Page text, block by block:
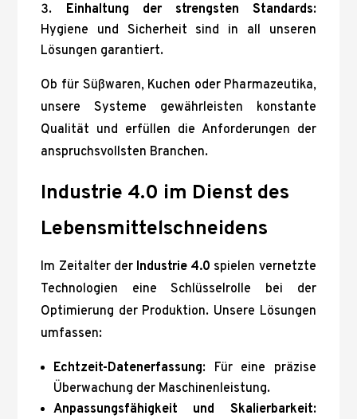
Einhaltung der strengsten Standards:
Hygiene und Sicherheit sind in all unseren
Lösungen garantiert.
Ob für Süßwaren, Kuchen oder Pharmazeutika,
unsere Systeme gewährleisten konstante
Qualität und erfüllen die Anforderungen der
anspruchsvollsten Branchen.
Industrie 4.0 im Dienst des
Lebensmittelschneidens
Im Zeitalter der Industrie 4.0 spielen vernetzte
Technologien eine Schlüsselrolle bei der
Optimierung der Produktion. Unsere Lösungen
umfassen:
Echtzeit-Datenerfassung: Für eine präzise
Überwachung der Maschinenleistung.
Anpassungsfähigkeit und Skalierbarkeit: